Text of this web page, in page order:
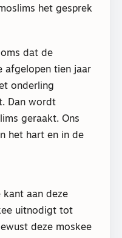
het gesprek
dat de
afgelopen tien jaar
onderling
Dan wordt
geraakt. Ons
het hart en in de
kant aan deze
uitnodigt tot
deze moskee